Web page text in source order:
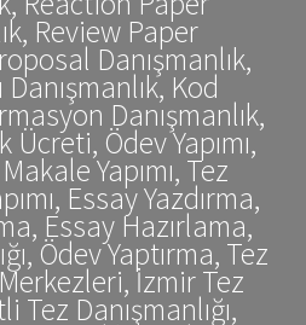
Review Paper
Danışmanlık,
Kod
Danışmanlık,
Ücreti, Ödev Yapımı,
Yapımı, Tez
Essay Yazdırma,
Essay Hazırlama,
Ödev Yaptırma, Tez
İzmir Tez
Tez Danışmanlığı,